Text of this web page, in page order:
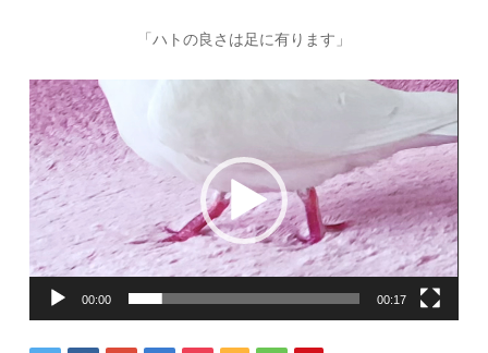
「ハトの良さは足に有ります」
動
画
プ
レ
ー
ヤ
ー
00:00 00:17